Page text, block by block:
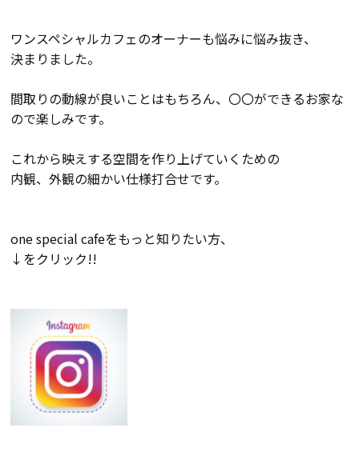
ZEH
ラインナップ
施工実績
イベント・見学会
お客様の声
会社案内
経営理念・
ワンスペシャルカフェのオーナーも悩みに悩み抜き、
決まりました。
間取りの動線が良いことはもちろん、〇〇ができるお家な
ので楽しみです。
これから映えする空間を作り上げていくための
内観、外観の細かい仕様打合せです。
one special cafeをもっと知りたい方、
↓をクリック!!